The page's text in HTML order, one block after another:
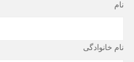
نام
نام خانوادگی